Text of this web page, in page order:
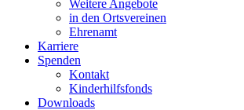
Weitere Angebote
in den Ortsvereinen
Ehrenamt
Karriere
Spenden
Kontakt
Kinderhilfsfonds
Downloads